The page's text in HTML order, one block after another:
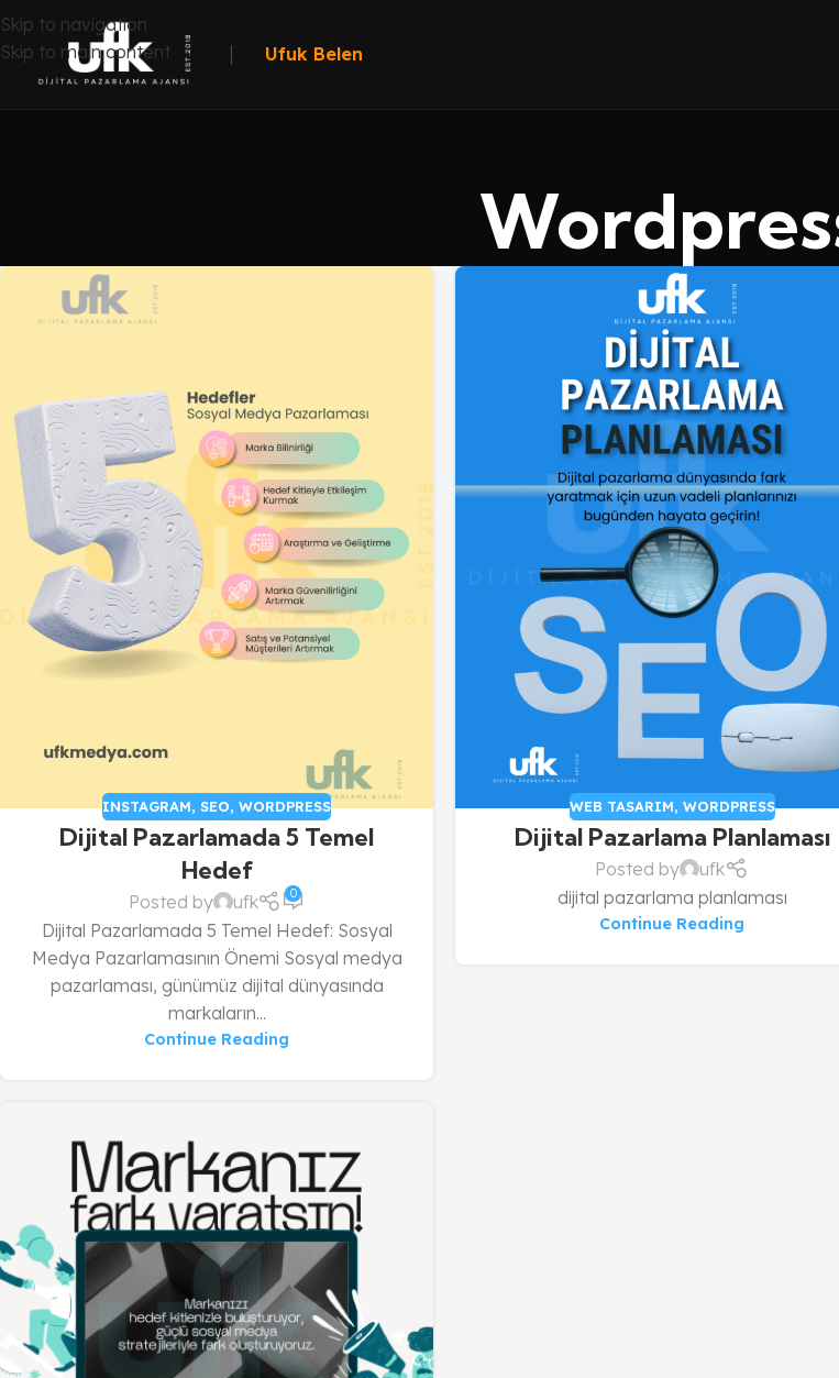
Skip to navigation
Skip to main content
Ufuk Belen
INSTAGRAM, SEO, WORDPRESS
Dijital Pazarlamada 5 Temel
Hedef
Posted by ufk 0
Dijital Pazarlamada 5 Temel Hedef: Sosyal
Medya Pazarlamasının Önemi Sosyal medya
pazarlaması, günümüz dijital dünyasında
markaların...
Continue Reading
WEB TASARIM, WORDPRESS
Dijital Pazarlama Planlaması
Posted by
ufk
dijital pazarlama planlaması
Continue Reading